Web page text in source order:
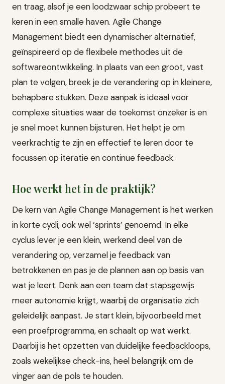
en traag, alsof je een loodzwaar schip probeert te
keren in een smalle haven. Agile Change
Management biedt een dynamischer alternatief,
geïnspireerd op de flexibele methodes uit de
softwareontwikkeling. In plaats van een groot, vast
plan te volgen, breek je de verandering op in kleinere,
behapbare stukken. Deze aanpak is ideaal voor
complexe situaties waar de toekomst onzeker is en
je snel moet kunnen bijsturen. Het helpt je om
veerkrachtig te zijn en effectief te leren door te
focussen op iteratie en continue feedback.
Hoe werkt het in de praktijk?
De kern van Agile Change Management is het werken
in korte cycli, ook wel ‘sprints’ genoemd. In elke
cyclus lever je een klein, werkend deel van de
verandering op, verzamel je feedback van
betrokkenen en pas je de plannen aan op basis van
wat je leert. Denk aan een team dat stapsgewijs
meer autonomie krijgt, waarbij de organisatie zich
geleidelijk aanpast. Je start klein, bijvoorbeeld met
een proefprogramma, en schaalt op wat werkt.
Daarbij is het opzetten van duidelijke feedbackloops,
zoals wekelijkse check-ins, heel belangrijk om de
vinger aan de pols te houden.